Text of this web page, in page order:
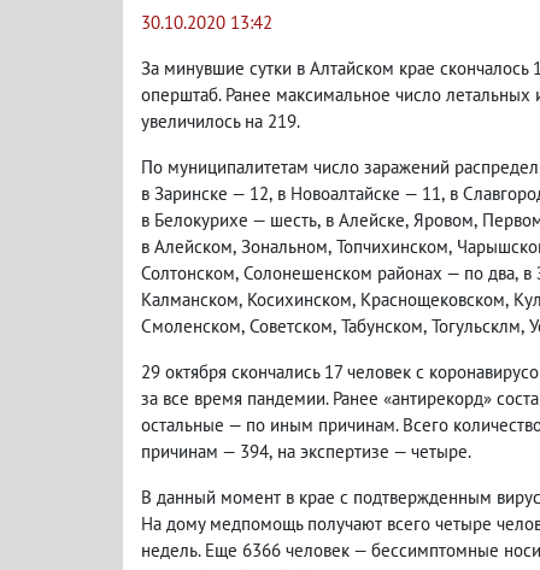
30.10.2020 13:42
За минувшие сутки в Алтайском крае
оперштаб. Ранее максимальное число
увеличилось на 219.
По муниципалитетам число заражений
в Заринске — 12, в Новоалтайске — 11, в
в Белокурихе — шесть, в Алейске, Яровом,
в Алейском, Зональном, Топчихинском,
Солтонском, Солонешенском районах — по два, в
Калманском, Косихинском, Краснощековском,
Смоленском, Советском, Табунском, Тогульсклм,
29 октября скончались 17 человек с
за все время пандемии. Ранее «антирекорд»
остальные — по иным причинам. Всего
причинам — 394, на экспертизе — четыре.
В данный момент в крае с подтвержденным
На дому медпомощь получают всего четыре
недель. Еще 6366 человек — бессимптомные